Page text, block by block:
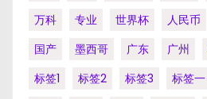
万科
专业 世界杯 人民币
国产
墨西哥 广东 广州
标签1
标签2 标签3 标签一